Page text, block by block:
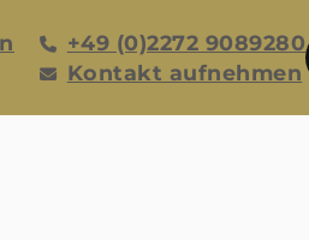
+49 (0)2272 9089280
Kontakt aufnehmen